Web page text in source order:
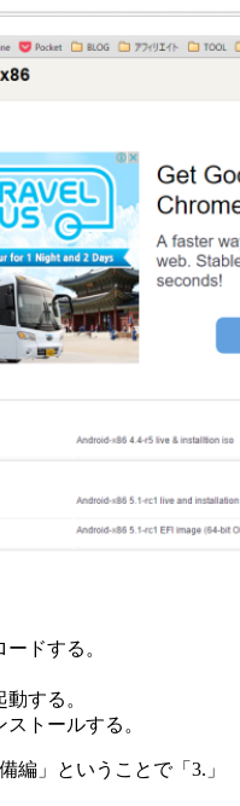
ドする。
する。
トールする。
編」ということで「3.」